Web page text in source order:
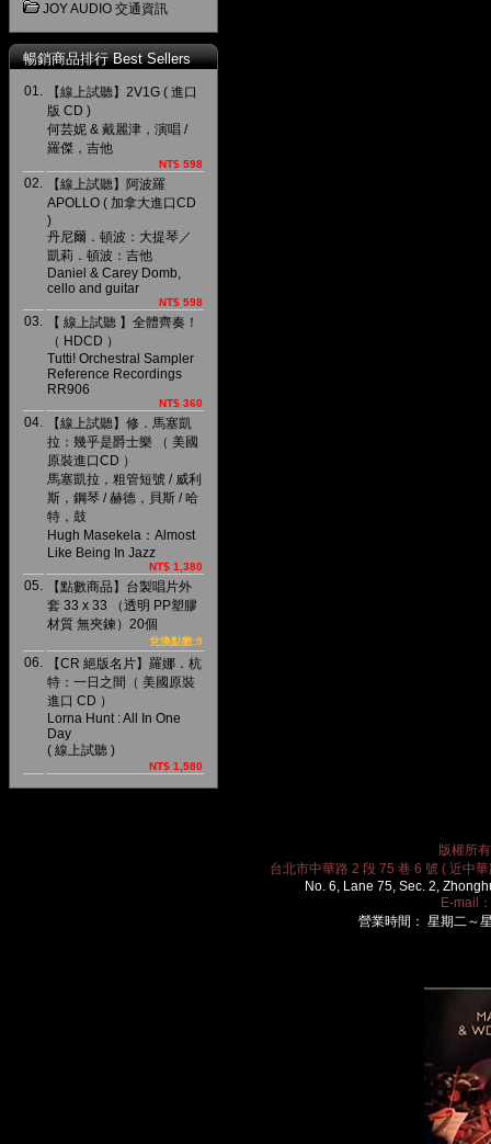
JOY AUDIO 交通資訊
暢銷商品排行 Best Sellers
01.
【線上試聽】2V1G ( 進口
版 CD )
何芸妮 & 戴麗津，演唱 /
羅傑，吉他
NT$ 598
02.
【線上試聽】阿波羅
APOLLO ( 加拿大進口CD
)
丹尼爾．頓波：大提琴／
凱莉．頓波：吉他
Daniel & Carey Domb,
cello and guitar
NT$ 598
03.
【 線上試聽 】全體齊奏！
（ HDCD ）
Tutti! Orchestral Sampler
Reference Recordings
RR906
NT$ 360
04.
【線上試聽】修．馬塞凱
拉：幾乎是爵士樂 （ 美國
原裝進口CD ）
馬塞凱拉，粗管短號 / 威利
斯，鋼琴 / 赫德，貝斯 / 哈
特，鼓
Hugh Masekela：Almost
Like Being In Jazz
NT$ 1,380
05.
【點數商品】台製唱片外
套 33 x 33 （透明 PP塑膠
材質 無夾鍊）20個
兌換點數:9
06.
【CR 絕版名片】羅娜．杭
特：一日之間（ 美國原裝
進口 CD ）
Lorna Hunt : All In One
Day
( 線上試聽 )
NT$ 1,580
版權所
台北市中華路 2 段 75 巷 6 號 ( 近中
No. 6, Lane 75, Sec. 2,
E-mail：
營業時間： 星期二～